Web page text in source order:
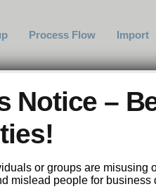
Process Flow Import
Notice –
or groups are misusing
mislead people for business